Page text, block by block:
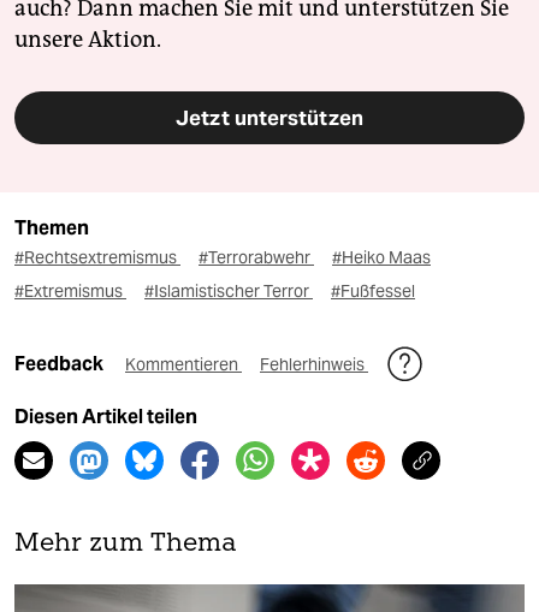
auch? Dann machen Sie mit und unterstützen Sie
unsere Aktion.
Jetzt unterstützen
Themen
#Rechtsextremismus #Terrorabwehr
#Heiko Maas
#Extremismus
#Islamistischer Terror #Fußfessel
Feedback Kommentieren Fehlerhinweis
Diesen Artikel teilen
Mehr zum Thema